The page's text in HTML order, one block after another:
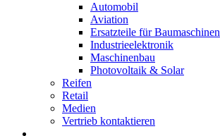
Automobil
Aviation
Ersatzteile für Baumaschinen
Industrieelektronik
Maschinenbau
Photovoltaik & Solar
Reifen
Retail
Medien
Vertrieb kontaktieren